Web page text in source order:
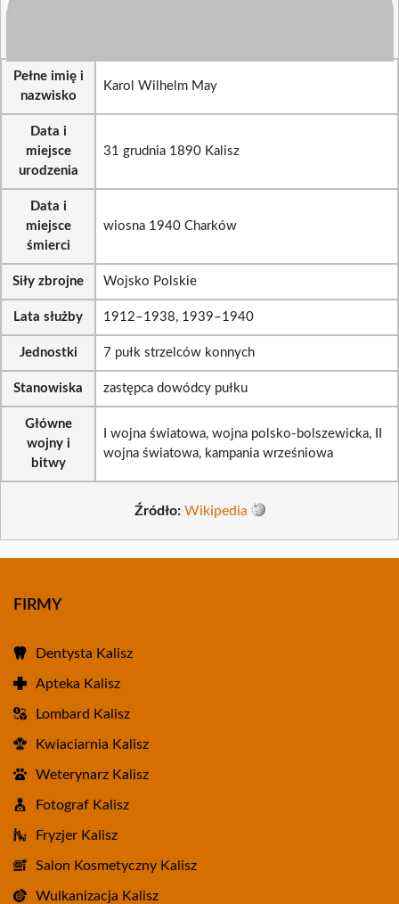
Pełne imię i
nazwisko
Karol Wilhelm May
Data i
miejsce
urodzenia
31 grudnia 1890 Kalisz
Data i
miejsce
śmierci
wiosna 1940 Charków
Siły zbrojne Wojsko Polskie
Lata służby 1912–1938, 1939–1940
Jednostki 7 pułk strzelców konnych
Stanowiska zastępca dowódcy pułku
Główne
wojny i
bitwy
I wojna światowa, wojna polsko-bolszewicka, II
wojna światowa, kampania wrześniowa
Źródło: Wikipedia
FIRMY
Dentysta Kalisz
Apteka Kalisz
Lombard Kalisz
Kwiaciarnia Kalisz
Weterynarz Kalisz
Fotograf Kalisz
Fryzjer Kalisz
Salon Kosmetyczny Kalisz
Wulkanizacja Kalisz